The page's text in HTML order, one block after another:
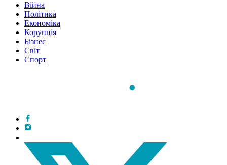
Війна
Політика
Економіка
Корупція
Бізнес
Світ
Спорт